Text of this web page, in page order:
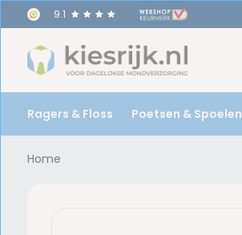
9.1
Ragers & Floss Poetsen & Spoelen
Home